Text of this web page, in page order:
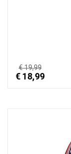
€ 19,99
€ 18,99